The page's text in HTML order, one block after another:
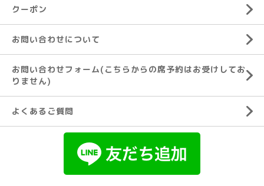
クーポン
お問い合わせについて
お問い合わせフォーム(こちらからの席予約はお受けしてお
りません)
よくあるご質問